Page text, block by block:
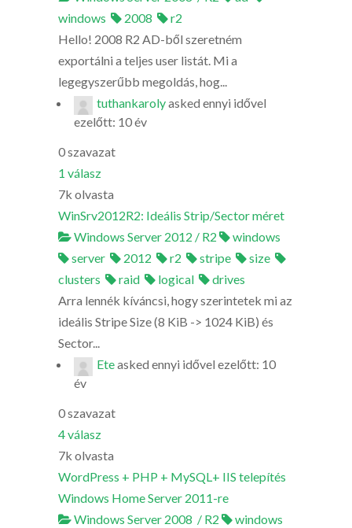
windows
2008
r2
Hello! 2008 R2 AD-ből szeretném
exportálni a teljes user listát. Mi a
legegyszerűbb megoldás, hog...
tuthankarolyasked ennyi idővel
ezelőtt: 10 év
0szavazat
1 válasz
7k olvasta
WinSrv2012R2: Ideális Strip/Sector méret
Windows Server 2012 / R2
windows
server
2012 r2 stripe
size
clusters
raid logical
drives
Arra lennék kíváncsi, hogy szerintetek mi az
ideális Stripe Size (8 KiB -> 1024 KiB) és
Sector...
Eteasked ennyi idővel ezelőtt: 10
év
0szavazat
4válasz
7k olvasta
WordPress + PHP + MySQL+ IIS telepítés
Windows Home Server 2011-re
Windows Server 2008 / R2
windows